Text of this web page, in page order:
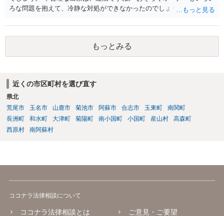
ろな問題を抱えて、冷静な対処ができなかったのでしょう。
もっとみる
近くの市区町村を選び直す
県北
荒尾市
玉名市 山鹿市 菊池市 阿蘇市 合志市 玉東町
南関町
長洲町
和水町 大津町 菊陽町 南小国町 小国町 産山村
高森町
西原村
南阿蘇村
ココナラ法律相談について
ココナラ法律相談とは ご意見・ご要望